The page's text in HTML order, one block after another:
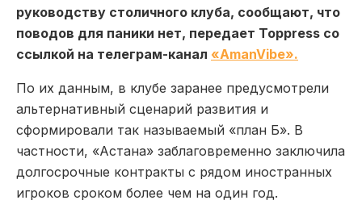
руководству столичного клуба, сообщают, что
поводов для паники нет, передает Toppress со
ссылкой на телеграм-канал «AmanVibe».
По их данным, в клубе заранее предусмотрели
альтернативный сценарий развития и
сформировали так называемый «план Б». В
частности, «Астана» заблаговременно заключила
долгосрочные контракты с рядом иностранных
игроков сроком более чем на один год.